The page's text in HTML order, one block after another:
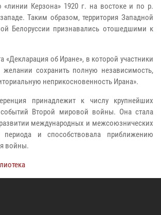
Керзона» 1920 г. на востоке и по р.
Таким образом, территория Западной
Белоруссии признавались отошедшими к
«Декларация об Иране», в которой участники
сохранить полную независимость,
неприкосновенность Ирана».
принадлежит к числу крупнейших
событий Второй мировой войны. Она стала
международных и межсоюзнических
периода и способствовала приближению
войны.